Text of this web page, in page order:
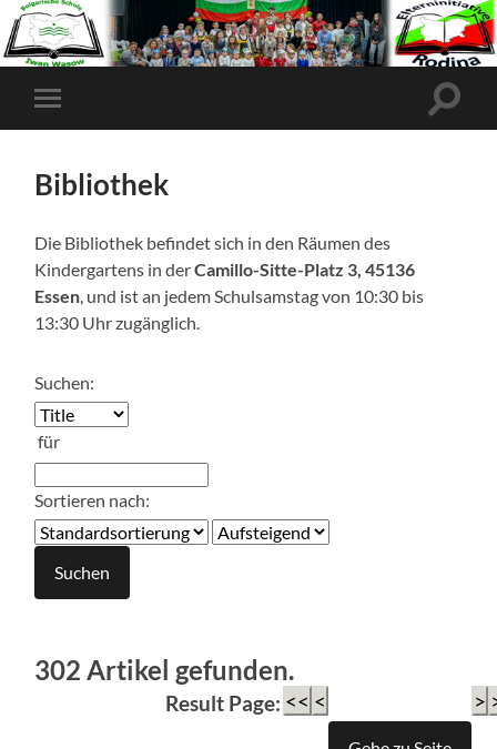
Bibliothek
Die Bibliothek befindet sich in den Räumen des
Kindergartens in derCamillo-Sitte-Platz 3, 45136
Essen , und ist an jedem Schulsamstag von 10:30 bis
13:30 Uhr zugänglich.
Suchen:
für
Sortieren nach:
302 Artikel gefunden.
Result Page: << < >